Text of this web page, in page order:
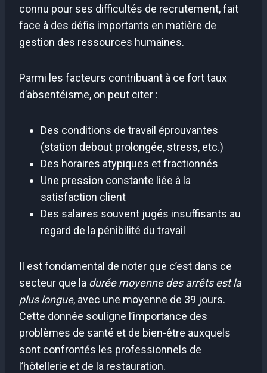
connu pour ses difficultés de recrutement, fait
face à des défis importants en matière de
gestion des ressources humaines.
Parmi les facteurs contribuant à ce fort taux
d’absentéisme, on peut citer :
Des conditions de travail éprouvantes
(station debout prolongée, stress, etc.)
Des horaires atypiques et fractionnés
Une pression constante liée à la
satisfaction client
Des salaires souvent jugés insuffisants au
regard de la pénibilité du travail
Il est fondamental de noter que c’est dans ce
secteur que la durée moyenne des arrêts est la
plus longue, avec une moyenne de 39 jours.
Cette donnée souligne l’importance des
problèmes de santé et de bien-être auxquels
sont confrontés les professionnels de
l’hôtellerie et de la restauration.